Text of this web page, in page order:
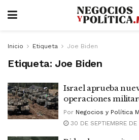
Inicio Etiqueta Joe Biden
Etiqueta: Joe Biden
Israel aprueba
operaciones
Por Negocios y Política
30 DE SEPTIEMBRE